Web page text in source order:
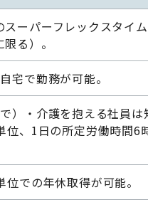
ーパーフレックスタイム
る）。
宅で勤務が可能。
）・介護を抱える社員は
位、1日の所定労働時間6
での年休取得が可能。